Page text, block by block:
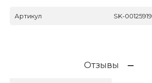
Артикул SK-00125919
Отзывы